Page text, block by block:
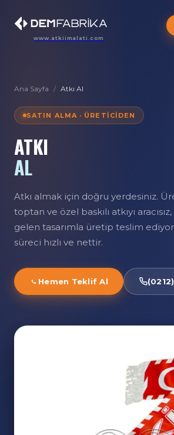
www.atkiimalati.com
Ana Sayfa / Atkı Al
SATIN ALMA · ÜRETICIDEN
ATKI
AL
Atkı almak için doğru yerdesiniz.
toptan ve özel baskılı atkıyı
gelen tasarımla üretip teslim
süreci hızlı ve nettir.
Hemen Teklif Al